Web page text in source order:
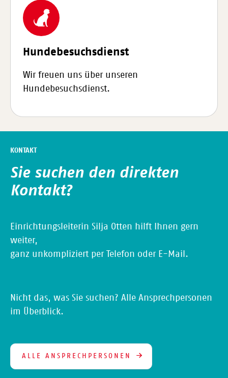
Hundebesuchsdienst
Wir freuen uns über unseren
Hundebesuchsdienst.
KONTAKT
Sie suchen den direkten
Kontakt?
Einrichtungsleiterin Silja Otten hilft Ihnen gern
weiter,
ganz unkompliziert per Telefon oder E-Mail.
Nicht das, was Sie suchen? Alle Ansprechpersonen
im Überblick.
ALLE ANSPRECHPERSONEN